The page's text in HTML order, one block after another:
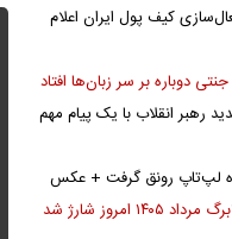
کیف پول ایران اعلام
دوباره بر سر زبان‌ها افتاد
رهبر انقلاب با یک پیام مهم
لپ‌تاپ رونق گرفت + عکس
۱۴۰۵ امروز شارژ شد